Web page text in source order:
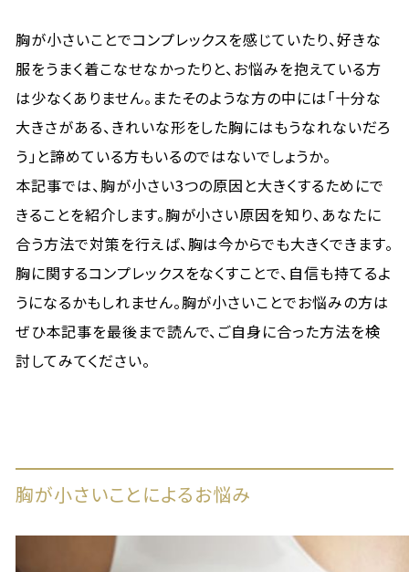
胸が小さいことでコンプレックスを感じていたり、好きな
服をうまく着こなせなかったりと、お悩みを抱えている方
は少なくありません。またそのような方の中には「十分な
大きさがある、きれいな形をした胸にはもうなれないだろ
う」と諦めている方もいるのではないでしょうか。
本記事では、胸が小さい3つの原因と大きくするためにで
きることを紹介します。胸が小さい原因を知り、あなたに
合う方法で対策を行えば、胸は今からでも大きくできます。
胸に関するコンプレックスをなくすことで、自信も持てるよ
うになるかもしれません。胸が小さいことでお悩みの方は
ぜひ本記事を最後まで読んで、ご自身に合った方法を検
討してみてください。
胸が小さいことによるお悩み